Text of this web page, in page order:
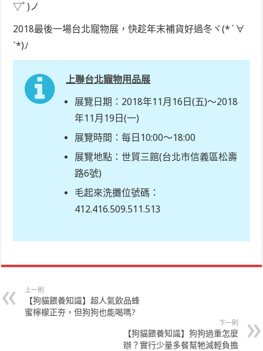
▽ﾟ)ノ
2018最後一場台北寵物展，快趁年末補貨好過冬ヾ(*´∀
ˋ*)ﾉ
上聯台北寵物用品展
展覽日期：2018年11月16日(五)～2018
年11月19日(一)
展覽時間：每日10:00～18:00
展覽地點：世貿三館(台北市信義區松壽
路6號)
毛起來洗攤位號碼：
412.416.509.511.513
上一則
【狗貓餵養知識】超人氣飲品蜂
蜜檸檬正夯，但狗狗也能喝嗎?
下一則
【狗貓餵養知識】狗狗過重怎麼
辦？實行少量多餐幫牠減輕負擔